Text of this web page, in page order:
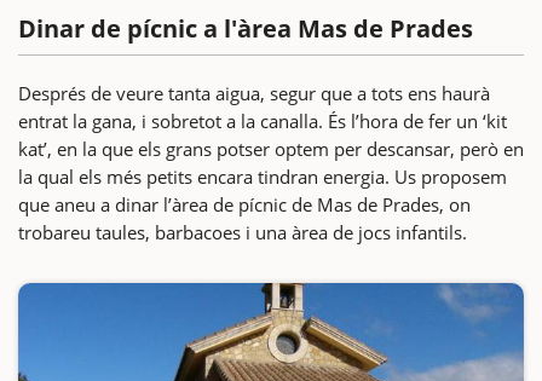
Dinar de pícnic a l'àrea Mas de Prades
Després de veure tanta aigua, segur que a tots ens haurà
entrat la gana, i sobretot a la canalla. És l’hora de fer un ‘kit
kat’, en la que els grans potser optem per descansar, però en
la qual els més petits encara tindran energia. Us proposem
que aneu a dinar l’àrea de pícnic de Mas de Prades, on
trobareu taules, barbacoes i una àrea de jocs infantils.